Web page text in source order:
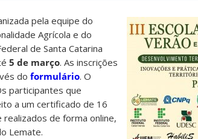
pela equipe do
Agrícola e do
de Santa Catarina
5 de março. As inscrições
do formulário. O
participantes que
a um certificado de 16
de forma online,
Lemate.